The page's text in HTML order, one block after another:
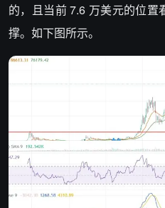
的，且当前 7.6 万美元的位
撑。如下图所示。